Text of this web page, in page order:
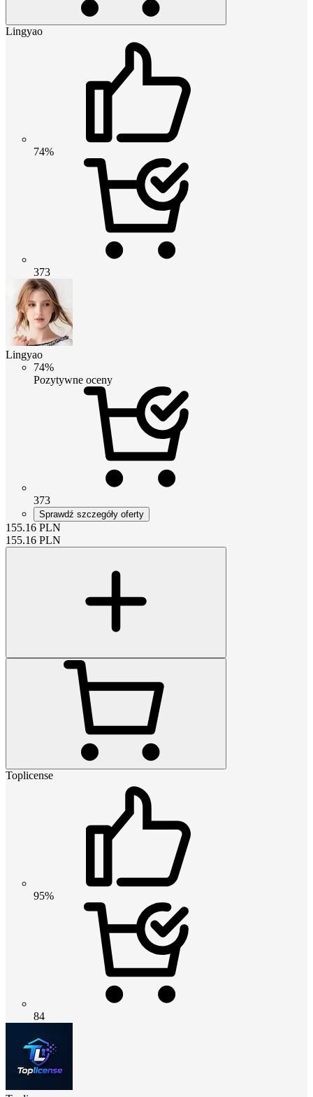
Lingyao
74%
373
Lingyao
74%
Pozytywne oceny
373
Sprawdź szczegóły oferty
155.16 PLN
155.16 PLN
Toplicense
95%
84